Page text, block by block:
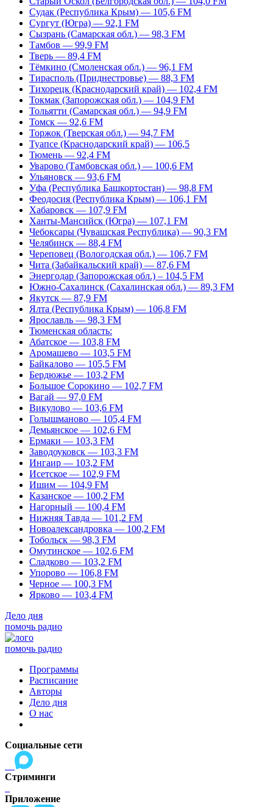
Судак (Республика Крым) — 105,6 FM
Сургут (Югра) — 92,1 FM
Сызрань (Самарская обл.) — 98,3 FM
Тамбов — 99,9 FM
Тверь — 89,4 FM
Тёмкино (Смоленская обл.) — 96,1 FM
Тирасполь (Приднестровье) — 88,3 FM
Тихорецк (Краснодарский край) — 102,4 FM
Токмак (Запорожская обл.) — 104,9 FM
Тольятти (Самарская обл.) — 94,9 FM
Томск — 92,6 FM
Торжок (Тверская обл.) — 94,7 FM
Туапсе (Краснодарский край) — 106,5
Тюмень — 92,4 FM
Уварово (Тамбовская обл.) — 100,6 FM
Ульяновск — 93,6 FM
Уфа (Республика Башкортостан) — 98,8 FM
Феодосия (Республика Крым) — 106,1 FM
Хабаровск — 107,9 FM
Ханты-Мансийск (Югра) — 107,1 FM
Чебоксары (Чувашская Республика) — 90,3 FM
Челябинск — 88,4 FM
Череповец (Вологодская обл.) — 106,7 FM
Чита (Забайкальский край) — 87,6 FM
Энергодар (Запорожская обл.) – 104,5 FM
Южно-Сахалинск (Сахалинская обл.) — 89,3 FM
Якутск — 87,9 FM
Ялта (Республика Крым) — 106,8 FM
Ярославль — 98,3 FM
Тюменская область:
Абатское — 103,8 FM
Аромашево — 103,5 FM
Байкалово — 105,5 FM
Бердюжье — 103,2 FM
Большое Сорокино — 102,7 FM
Вагай — 97,0 FM
Викулово — 103,6 FM
Голышманово — 105,4 FM
Демьянское — 102,6 FM
Ермаки — 103,3 FM
Заводоуковск — 103,3 FM
Ингаир — 103,2 FM
Исетское — 102,9 FM
Ишим — 104,9 FM
Казанское — 100,2 FM
Нагорный — 100,4 FM
Нижняя Тавда — 101,2 FM
Новоалександровка — 100,2 FM
Тобольск — 98,3 FM
Омутинское — 102,6 FM
Сладково — 103,2 FM
Упорово — 106,8 FM
Черное — 100,3 FM
Ярково — 103,4 FM
Дело дня
помочь радио
помочь радио
Программы
Расписание
Авторы
Дело дня
О нас
Социальные сети
Стриминги
Приложение